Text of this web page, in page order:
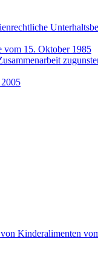
vom 15. Oktober 1985
Kinderalimenten